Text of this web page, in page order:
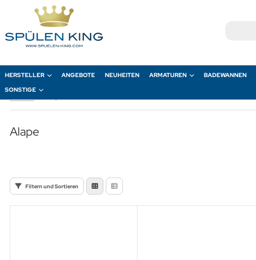
HERSTELLER ANGEBOTE NEUHEITEN ARMATUREN BADEWANNEN
SONSTIGE
Alape
Filtern und Sortieren